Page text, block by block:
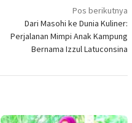
Pos berikutnya
Dari Masohi ke Dunia Kuliner:
Perjalanan Mimpi Anak Kampung
Bernama Izzul Latuconsina